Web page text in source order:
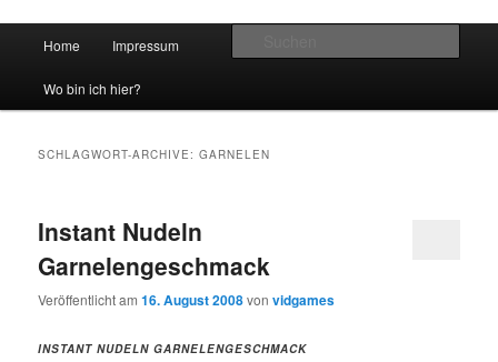
vidgames.de
Zum Inhalt wechseln
Zum sekundären Inhalt wechseln
Home Impressum
Wo bin ich hier?
SCHLAGWORT-ARCHIVE:GARNELEN
Instant Nudeln
Garnelengeschmack
Veröffentlicht am16. August 2008vonvidgames
INSTANT NUDELN GARNELENGESCHMACK